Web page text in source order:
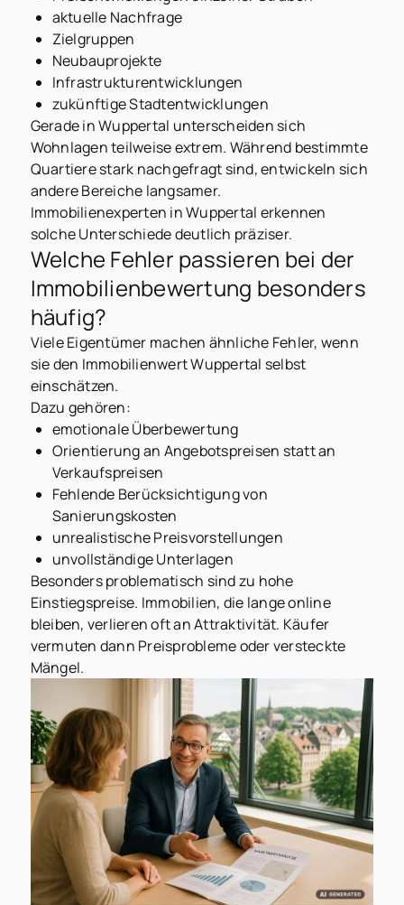
aktuelle Nachfrage
Zielgruppen
Neubauprojekte
Infrastrukturentwicklungen
zukünftige Stadtentwicklungen
Gerade in Wuppertal unterscheiden sich
Wohnlagen teilweise extrem. Während bestimmte
Quartiere stark nachgefragt sind, entwickeln sich
andere Bereiche langsamer.
Immobilienexperten in Wuppertal erkennen
solche Unterschiede deutlich präziser.
Welche Fehler passieren bei der
Immobilienbewertung besonders
häufig?
Viele Eigentümer machen ähnliche Fehler, wenn
sie den Immobilienwert Wuppertal selbst
einschätzen.
Dazu gehören:
emotionale Überbewertung
Orientierung an Angebotspreisen statt an
Verkaufspreisen
Fehlende Berücksichtigung von
Sanierungskosten
unrealistische Preisvorstellungen
unvollständige Unterlagen
Besonders problematisch sind zu hohe
Einstiegspreise. Immobilien, die lange online
bleiben, verlieren oft an Attraktivität. Käufer
vermuten dann Preisprobleme oder versteckte
Mängel.